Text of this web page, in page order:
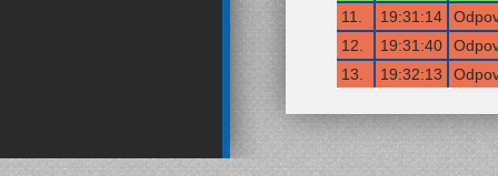
11.
19:31:14
12.
19:31:40
13.
19:32:13